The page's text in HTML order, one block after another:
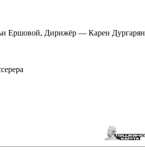
Ершовой, Дирижёр — Карен Дургарян